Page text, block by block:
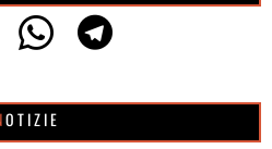
NOTIZIE